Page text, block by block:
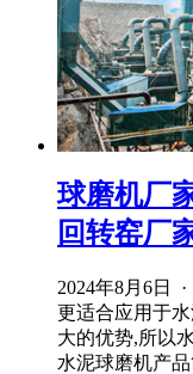
球磨机厂
回转窑厂
2024年8月6日
更适合应用于
大的优势,所以
水泥球磨机产